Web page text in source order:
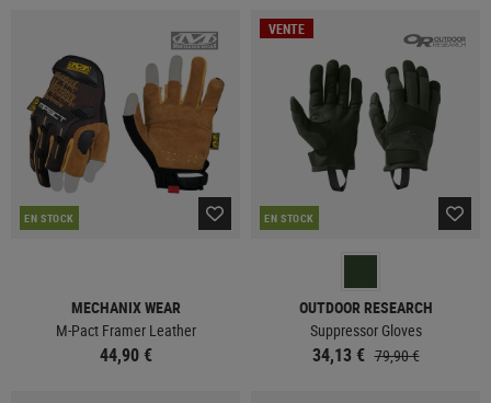
EN STOCK
MECHANIX WEAR
M-Pact Framer Leather
44,90 €
VENTE
EN STOCK
OUTDOOR RESEARCH
Suppressor Gloves
34,13 € 79,90 €